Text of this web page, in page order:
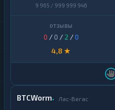
9 965 / 999 999 946
0 / 0 / 2 /0
4,8 ★
BTCWorm Лас-Вегас